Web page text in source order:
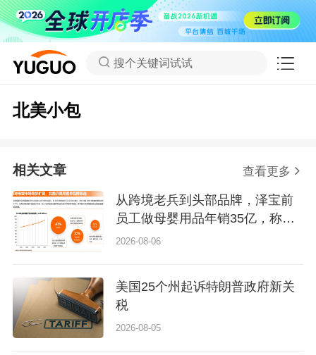
搜个关键词试试
北美小包
相关文章 查看更多
从跨境老兵到头部品牌，泽宝前
员工做母婴用品年销35亿，称霸
北美
2026-08-06
美国25个州起诉特朗普政府新关
税
2026-08-05